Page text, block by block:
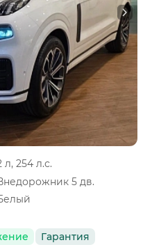
л, 254 л.с.
5 дв.
Гарантия